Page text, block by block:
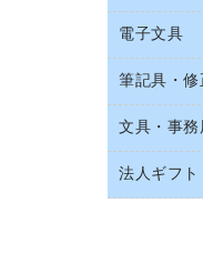
統一伝
背幅が
板目表
名刺整
ダスト
ティッ
トイレ
サイン
ディス
レジ・
陳列什
店舗運
デスク
懐中電
乾電池
電球・
ＡＶ機
ＯＡタ
キッチ
その他
空調・
電子文具
その他
ラベル
ラベル
電卓
筆記具・修
シャー
シャー
ボール
文具・事務
カッター
法人ギフト